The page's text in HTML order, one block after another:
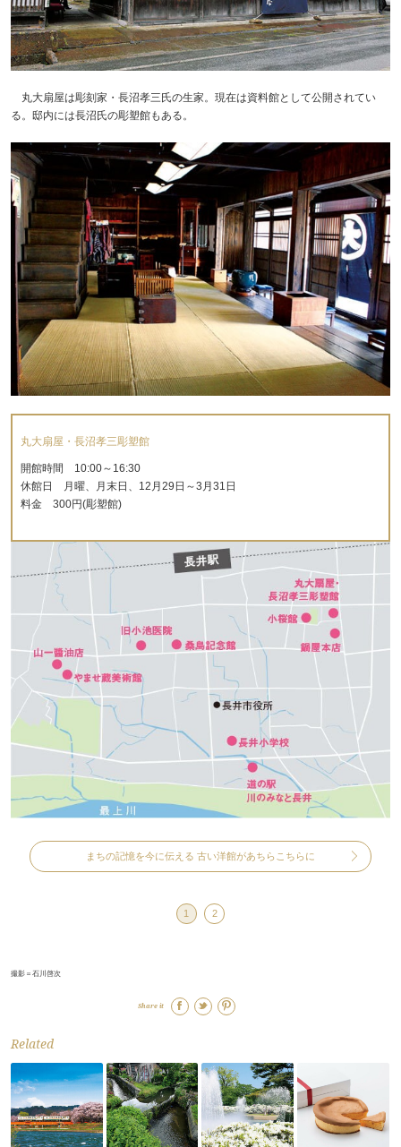
丸大扇屋は彫刻家・長沼孝三氏の生家。現在は資料館として公開されてい
る。邸内には長沼氏の彫塑館もある。
丸大扇屋・長沼孝三彫塑館
開館時間 10:00～16:30
休館日 月曜、月末日、12月29日～3月31日
料金 300円(彫塑館)
まちの記憶を今に伝える 古い洋館があちらこちらに
1 2
撮影＝石川啓次
Share it
Related